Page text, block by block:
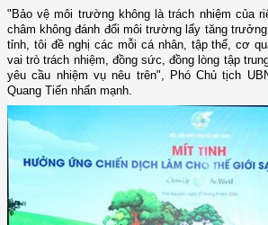
"Bảo vệ môi trường không là trách nhiệm của
châm không đánh đổi môi trường lấy tăng
tỉnh, tôi đề nghị các mỗi cá nhân, tập thể, cơ
vai trò trách nhiệm, đồng sức, đồng lòng tập
yêu cầu nhiệm vụ nêu trên", Phó Chủ tịch
Quang Tiến nhấn mạnh.